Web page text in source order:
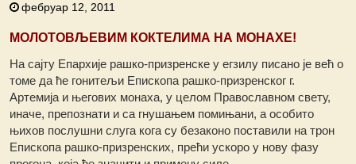
фебруар 12, 2011
МОЛОТОВЉЕВИМ КОКТЕЛИМА НА МОНАХЕ!
На сајту Епархије рашко-призренске у егзилу писано је већ о
томе да ће гонитељи Епископа рашко-призренског г.
Артемија и његових монаха, у целом Православном свету,
иначе, препознати и са гнушањем помињани, а особито
њихов послушни слуга кога су безаконо поставили на трон
Епископа рашко-призренских, прећи ускоро у нову фазу